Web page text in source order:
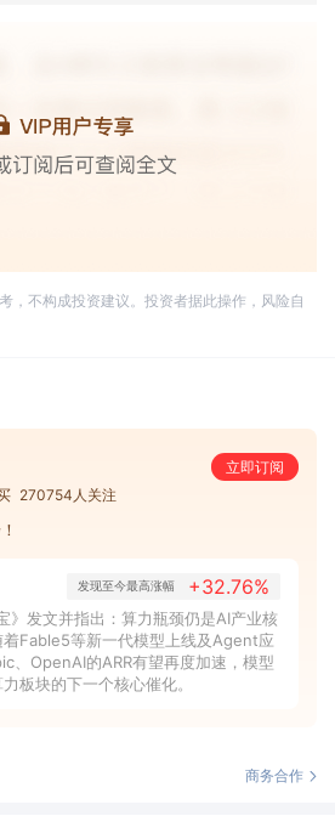
，不构成投资建议。投资者据此操作，风险自
立即订阅
270754人关注
发现至今最高涨幅 +32.76%
》发文并指出：算力瓶颈仍是AI产业核
Fable5等新一代模型上线及Agent应
、OpenAI的ARR有望再度加速，模型
板块的下一个核心催化。
商务合作